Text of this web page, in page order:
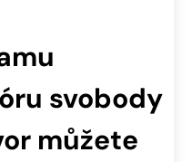
svobody
můžete